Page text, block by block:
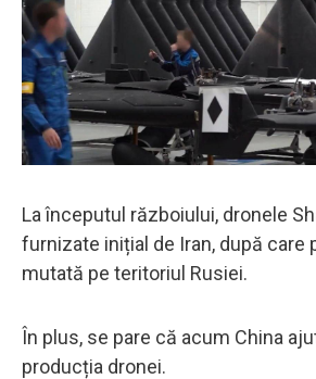
La începutul războiului, dronele
furnizate inițial de Iran, după care
mutată pe teritoriul Rusiei.
În plus, se pare că acum China
producția dronei.